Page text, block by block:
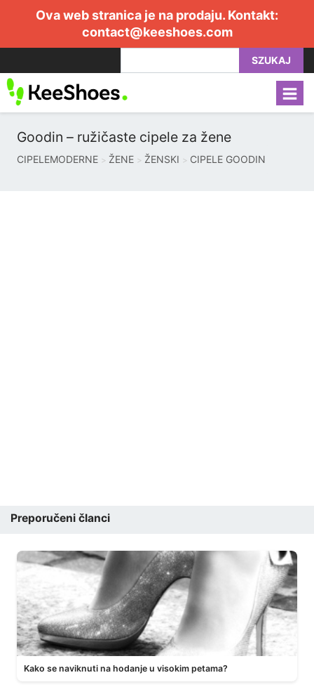
Ova web stranica je na prodaju. Kontakt:
contact@keeshoes.com
SZUKAJ
Goodin – ružičaste cipele za žene
CIPELEMODERNE ŽENE ŽENSKI CIPELE GOODIN
Preporučeni članci
Kako se naviknuti na hodanje u visokim petama?